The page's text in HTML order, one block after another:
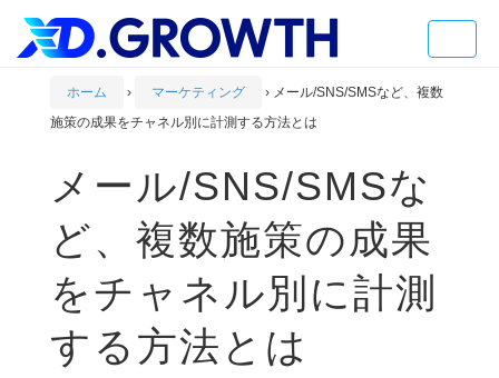
ホーム › マーケティング › メール/SNS/SMSなど、複数
施策の成果をチャネル別に計測する方法とは
メール/SNS/SMSな
ど、複数施策の成果
をチャネル別に計測
する方法とは